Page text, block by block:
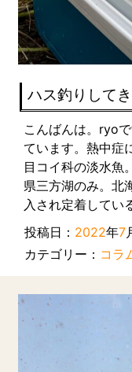
ハス釣りして
こんばんは。ryo
ています。熱中症
目コイ科の淡水魚
県三方湖のみ。北
入され定着してい
投稿日： 2022年7
カテゴリー： コラ